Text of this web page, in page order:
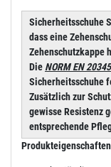
Sicherheitsschuhe
dass eine
Zehenschutzkappe
Die NORM EN
Sicherheitsschuhe
Zusätzlich zur
gewisse Resistenz
entsprechende